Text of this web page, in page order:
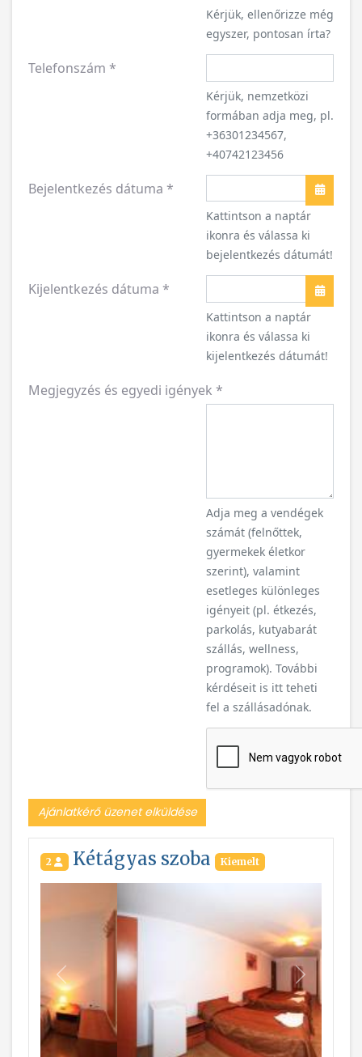
Kérjük, ellenőrizze még
egyszer, pontosan írta?
Telefonszám *
Kérjük, nemzetközi
formában adja meg, pl.
+36301234567,
+40742123456
Bejelentkezés dátuma *
Naptár
Kattintson a naptár
ikonra és válassa ki
bejelentkezés dátumát!
Kijelentkezés dátuma *
Naptár
Kattintson a naptár
ikonra és válassa ki
kijelentkezés dátumát!
Megjegyzés és egyedi igények *
Adja meg a vendégek
számát (felnőttek,
gyermekek életkor
szerint), valamint
esetleges különleges
igényeit (pl. étkezés,
parkolás, kutyabarát
szállás, wellness,
programok). További
kérdéseit is itt teheti
fel a szállásadónak.
Ajánlatkérő üzenet elküldése
2 Kétágyas szoba Kiemelt
Vissza